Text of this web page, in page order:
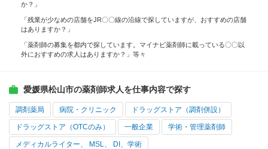
か？」
「残業が少なめの店舗をJR〇〇線の沿線で探していますが、おすすめの店舗
はありますか？」
「薬剤師の募集を都内で探しています。マイナビ薬剤師に載っている〇〇以
外におすすめの求人はありますか？」等々
愛媛県松山市の薬剤師求人を仕事内容で探す
調剤薬局 病院・クリニック ドラッグストア（調剤併設）
ドラッグストア（OTCのみ） 一般企業 学術・管理薬剤師
メディカルライター、 MSL、 DI、学術